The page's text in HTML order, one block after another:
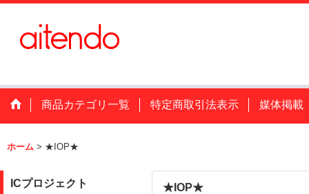
商品カテゴリ一覧 特定商取引法表示 媒体掲載
ホーム > ★IOP★
ICプロジェクト ★IOP★